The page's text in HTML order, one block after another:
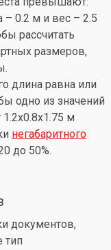
0.2 м и вес – 2.5
рассчитать
размеров,
длина равна или
одно из значений
м
негабаритного
до 50%.
документов,
тип